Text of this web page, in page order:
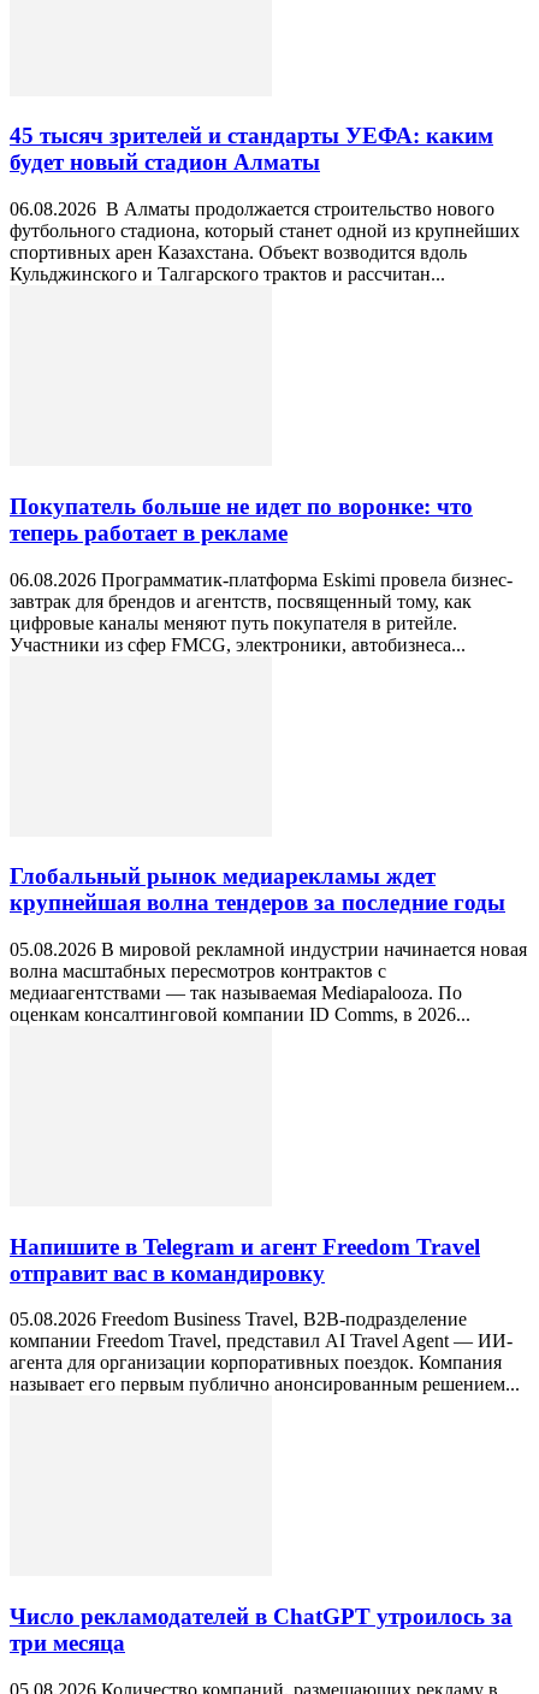
45 тысяч зрителей и стандарты УЕФА: каким
будет новый стадион Алматы
06.08.2026 В Алматы продолжается строительство нового
футбольного стадиона, который станет одной из крупнейших
спортивных арен Казахстана. Объект возводится вдоль
Кульджинского и Талгарского трактов и рассчитан...
Покупатель больше не идет по воронке: что
теперь работает в рекламе
06.08.2026 Программатик-платформа Eskimi провела бизнес-
завтрак для брендов и агентств, посвященный тому, как
цифровые каналы меняют путь покупателя в ритейле.
Участники из сфер FMCG, электроники, автобизнеса...
Глобальный рынок медиарекламы ждет
крупнейшая волна тендеров за последние годы
05.08.2026 В мировой рекламной индустрии начинается новая
волна масштабных пересмотров контрактов с
медиаагентствами — так называемая Mediapalooza. По
оценкам консалтинговой компании ID Comms, в 2026...
Напишите в Telegram и агент Freedom Travel
отправит вас в командировку
05.08.2026 Freedom Business Travel, B2B-подразделение
компании Freedom Travel, представил AI Travel Agent — ИИ-
агента для организации корпоративных поездок. Компания
называет его первым публично анонсированным решением...
Число рекламодателей в ChatGPT утроилось за
три месяца
05.08.2026 Количество компаний, размещающих рекламу в